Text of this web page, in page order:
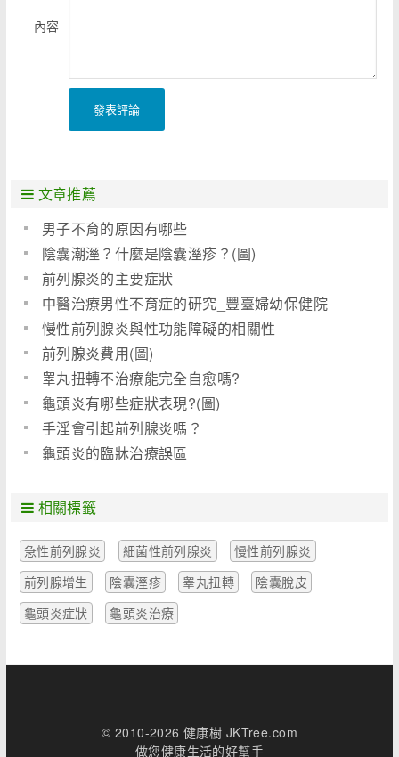
內容
發表評論
文章推薦
男子不育的原因有哪些
陰囊潮溼？什麼是陰囊溼疹？(圖)
前列腺炎的主要症狀
中醫治療男性不育症的研究_豐臺婦幼保健院
慢性前列腺炎與性功能障礙的相關性
前列腺炎費用(圖)
睾丸扭轉不治療能完全自愈嗎?
龜頭炎有哪些症狀表現?(圖)
手淫會引起前列腺炎嗎？
龜頭炎的臨牀治療誤區
相關標籤
急性前列腺炎 細菌性前列腺炎
慢性前列腺炎
前列腺增生
陰囊溼疹 睾丸扭轉
陰囊脫皮
龜頭炎症狀
龜頭炎治療
© 2010-2026 健康樹 JKTree.com
做您健康生活的好幫手